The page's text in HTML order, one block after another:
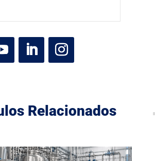
Relacionados